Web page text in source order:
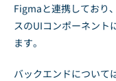
Figmaと連携しており
スのUIコンポーネント
ます。
バックエンドについて